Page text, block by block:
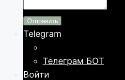
Отправить
Telegram
Телеграм БОТ
Войти